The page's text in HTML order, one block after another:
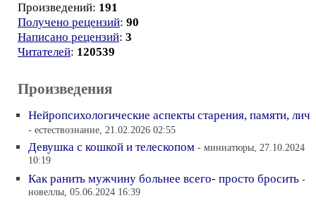
Произведений: 191
Получено рецензий: 90
Написано рецензий: 3
Читателей: 120539
Произведения
Нейропсихологические аспекты старения, памяти, лич
- естествознание, 21.02.2026 02:55
Девушка с кошкой и телескопом - миниатюры, 27.10.2024
10:19
Как ранить мужчину больнее всего- просто бросить -
новеллы, 05.06.2024 16:39